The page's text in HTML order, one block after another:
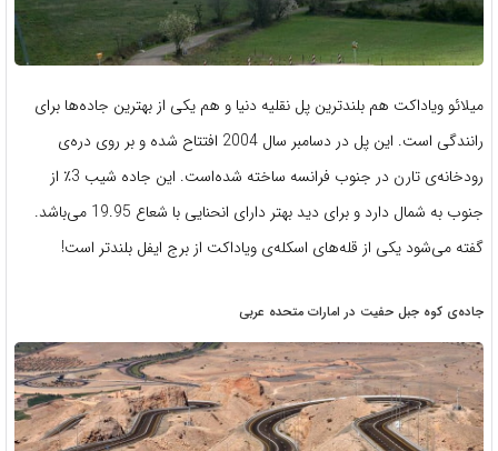
میلائو ویاداکت هم بلندترین پل نقلیه دنیا و هم یکی از بهترین جاده‌ها برای
رانندگی است. این پل در دسامبر سال 2004 افتتاح شده و بر روی دره‌ی
رودخانه‌ی تارن در جنوب فرانسه ساخته شده‌است. این جاده شیب 3٪ از
جنوب به شمال دارد و برای دید بهتر دارای انحنایی با شعاع 19.95 می‌باشد.
گفته می‌شود یکی از قله‌های اسکله‌ی ویاداکت از برج ایفل بلندتر است!
جاده‌ی کوه جبل حفیت در امارات متحده عربی